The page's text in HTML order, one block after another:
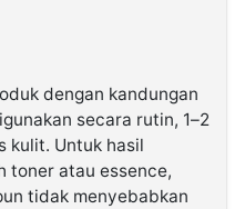
dengan kandungan
secara rutin, 1–2
kulit. Untuk hasil
toner atau essence,
tidak menyebabkan